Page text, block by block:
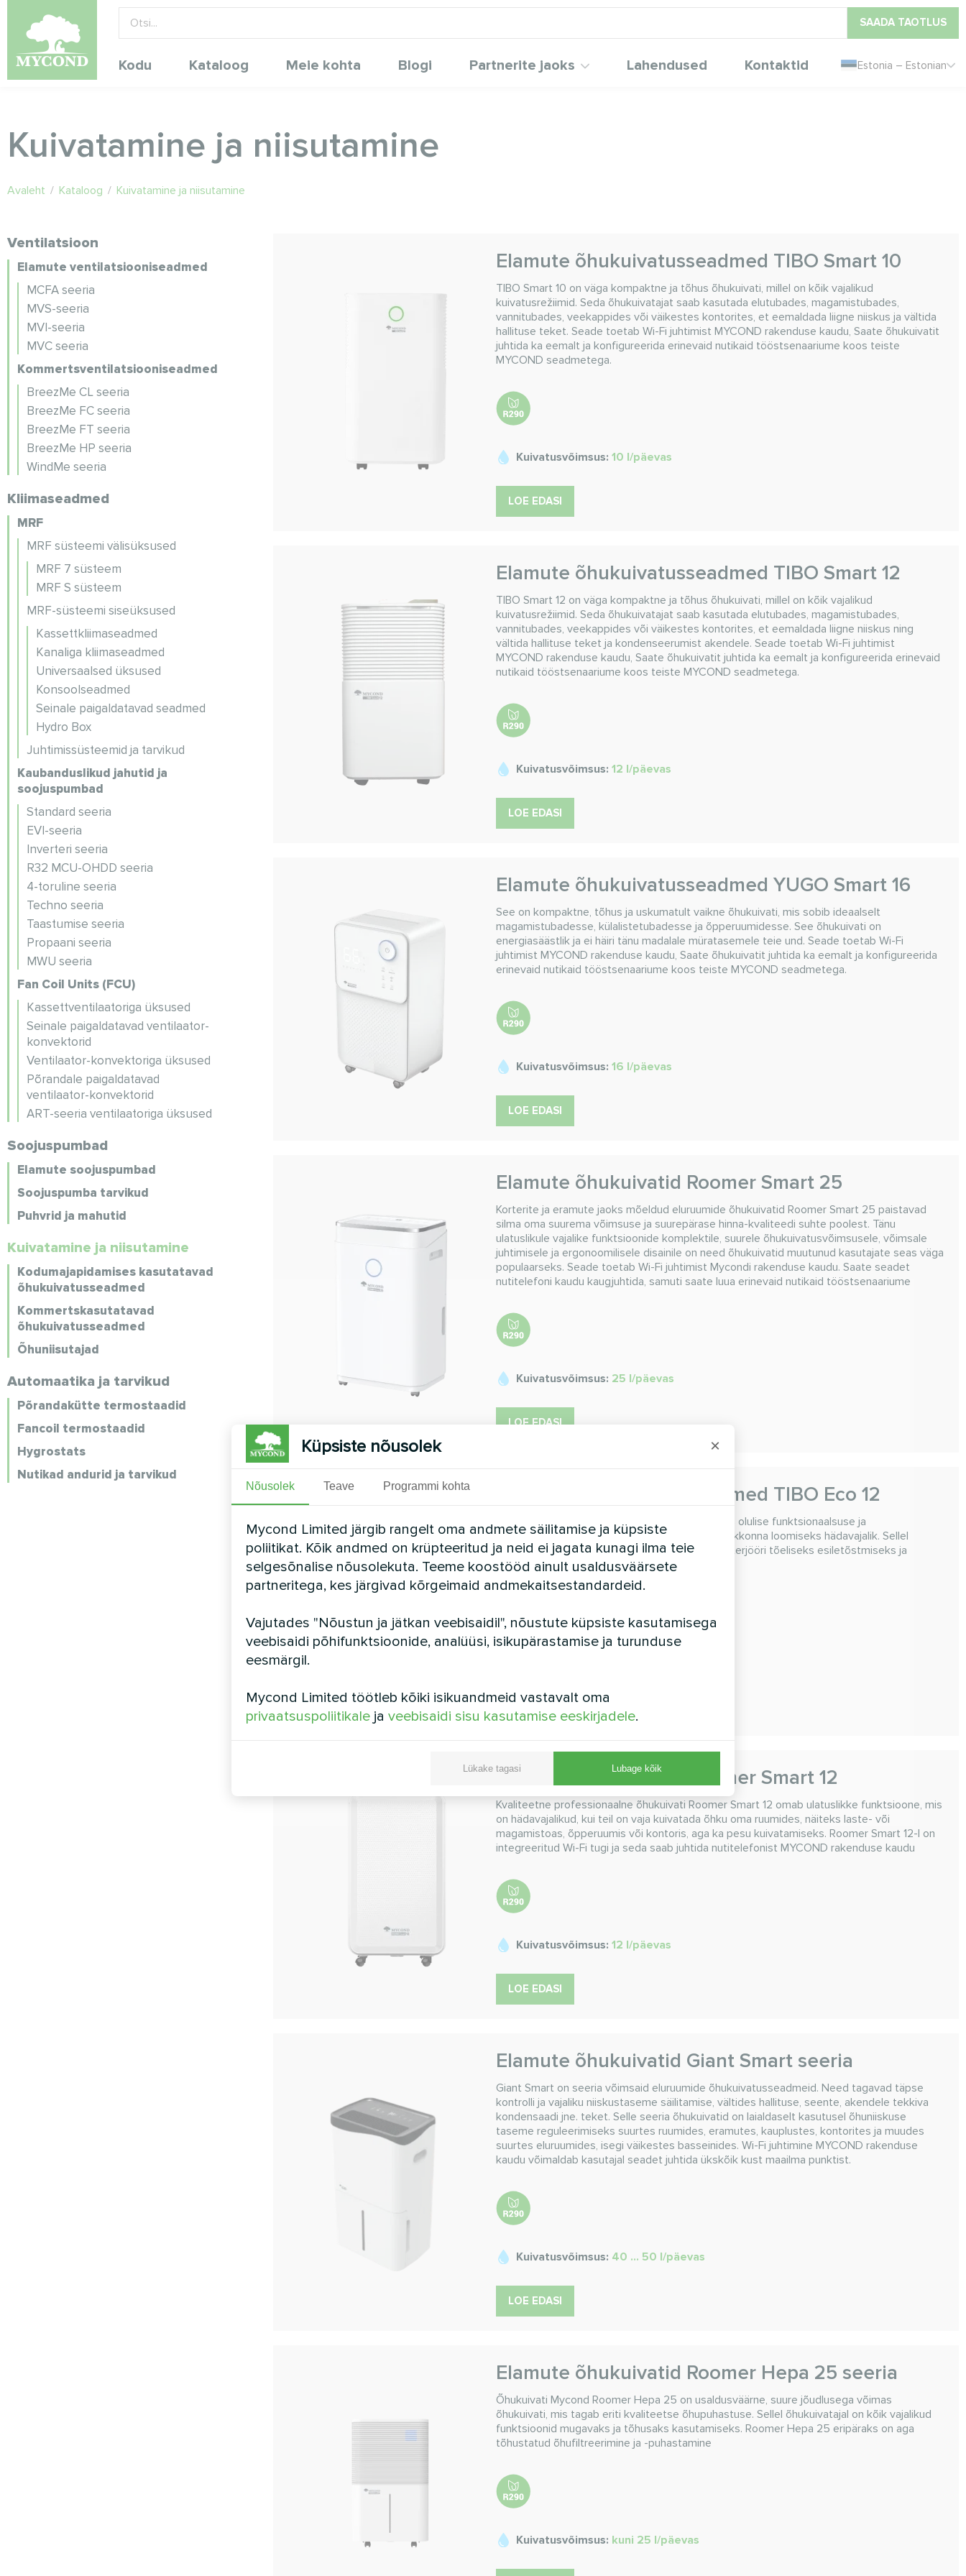
SAADA TAOTLUS
Kodu Kataloog Meie kohta Blogi Partnerite jaoks Lahendused Kontaktid Estonia – Estonian
Kuivatamine ja niisutamine
Avaleht / Kataloog / Kuivatamine ja niisutamine
Ventilatsioon
Elamute ventilatsiooniseadmed
MCFA seeria
MVS-seeria
MVI-seeria
MVC seeria
Kommertsventilatsiooniseadmed
BreezMe CL seeria
BreezMe FC seeria
BreezMe FT seeria
BreezMe HP seeria
WindMe seeria
Kliimaseadmed
MRF
MRF süsteemi välisüksused
MRF 7 süsteem
MRF S süsteem
MRF-süsteemi siseüksused
Kassettkliimaseadmed
Kanaliga kliimaseadmed
Universaalsed üksused
Konsoolseadmed
Seinale paigaldatavad seadmed
Hydro Box
Juhtimissüsteemid ja tarvikud
Kaubanduslikud jahutid ja
soojuspumbad
Standard seeria
EVI-seeria
Inverteri seeria
R32 MCU-OHDD seeria
4-toruline seeria
Techno seeria
Taastumise seeria
Propaani seeria
MWU seeria
Fan Coil Units (FCU)
Kassettventilaatoriga üksused
Seinale paigaldatavad ventilaator-
konvektorid
Ventilaator-konvektoriga üksused
Põrandale paigaldatavad
ventilaator-konvektorid
ART-seeria ventilaatoriga üksused
Soojuspumbad
Elamute soojuspumbad
Soojuspumba tarvikud
Puhvrid ja mahutid
Kuivatamine ja niisutamine
Kodumajapidamises kasutatavad
õhukuivatusseadmed
Kommertskasutatavad
õhukuivatusseadmed
Õhuniisutajad
Automaatika ja tarvikud
Põrandakütte termostaadid
Fancoil termostaadid
Hygrostats
Nutikad andurid ja tarvikud
Elamute õhukuivatusseadmed TIBO Smart 10
TIBO Smart 10 on väga kompaktne ja tõhus õhukuivati, millel on kõik vajalikud
kuivatusrežiimid. Seda õhukuivatajat saab kasutada elutubades, magamistubades,
vannitubades, veekappides või väikestes kontorites, et eemaldada liigne niiskus ja vältida
hallituse teket. Seade toetab Wi-Fi juhtimist MYCOND rakenduse kaudu, Saate õhukuivatit
juhtida ka eemalt ja konfigureerida erinevaid nutikaid tööstsenaariume koos teiste
MYCOND seadmetega.
Kuivatusvõimsus: 10 l/päevas
LOE EDASI
Elamute õhukuivatusseadmed TIBO Smart 12
TIBO Smart 12 on väga kompaktne ja tõhus õhukuivati, millel on kõik vajalikud
kuivatusrežiimid. Seda õhukuivatajat saab kasutada elutubades, magamistubades,
vannitubades, veekappides või väikestes kontorites, et eemaldada liigne niiskus ning
vältida hallituse teket ja kondenseerumist akendele. Seade toetab Wi-Fi juhtimist
MYCOND rakenduse kaudu, Saate õhukuivatit juhtida ka eemalt ja konfigureerida erinevaid
nutikaid tööstsenaariume koos teiste MYCOND seadmetega.
Kuivatusvõimsus: 12 l/päevas
LOE EDASI
Elamute õhukuivatusseadmed YUGO Smart 16
See on kompaktne, tõhus ja uskumatult vaikne õhukuivati, mis sobib ideaalselt
magamistubadesse, külalistetubadesse ja õpperuumidesse. See õhukuivati on
energiasäästlik ja ei häiri tänu madalale müratasemele teie und. Seade toetab Wi-Fi
juhtimist MYCOND rakenduse kaudu, Saate õhukuivatit juhtida ka eemalt ja konfigureerida
erinevaid nutikaid tööstsenaariume koos teiste MYCOND seadmetega.
Kuivatusvõimsus: 16 l/päevas
LOE EDASI
Elamute õhukuivatid Roomer Smart 25
Korterite ja eramute jaoks mõeldud eluruumide õhukuivatid Roomer Smart 25 paistavad
silma oma suurema võimsuse ja suurepärase hinna-kvaliteedi suhte poolest. Tänu
ulatuslikule vajalike funktsioonide komplektile, suurele õhukuivatusvõimsusele, võimsale
juhtimisele ja ergonoomilisele disainile on need õhukuivatid muutunud kasutajate seas väga
populaarseks. Seade toetab Wi-Fi juhtimist Mycondi rakenduse kaudu. Saate seadet
nutitelefoni kaudu kaugjuhtida, samuti saate luua erinevaid nutikaid tööstsenaariume
Kuivatusvõimsus: 25 l/päevas
LOE EDASI
Elamute õhukuivatusseadmed TIBO Eco 12
Elamute õhukuivatid TIBO Eco 12 ühendab endas olulise funktsionaalsuse ja
usaldusväärsuse, mis on teie kodus mugava keskkonna loomiseks hädavajalik. Sellel
mudelil on kompaktne disain, mis muutub teie interjööri tõeliseks esiletõstmiseks ja
sobitub sujuvalt mis tahes sisekujundusse
LOE EDASI
Elamute õhukuivatid Roomer Smart 12
Kvaliteetne professionaalne õhukuivati Roomer Smart 12 omab ulatuslikke funktsioone, mis
on hädavajalikud, kui teil on vaja kuivatada õhku oma ruumides, näiteks laste- või
magamistoas, õpperuumis või kontoris, aga ka pesu kuivatamiseks. Roomer Smart 12-l on
integreeritud Wi-Fi tugi ja seda saab juhtida nutitelefonist MYCOND rakenduse kaudu
Kuivatusvõimsus: 12 l/päevas
LOE EDASI
Elamute õhukuivatid Giant Smart seeria
Giant Smart on seeria võimsaid eluruumide õhukuivatusseadmeid. Need tagavad täpse
kontrolli ja vajaliku niiskustaseme säilitamise, vältides hallituse, seente, akendele tekkiva
kondensaadi jne. teket. Selle seeria õhukuivatid on laialdaselt kasutusel õhuniiskuse
taseme reguleerimiseks suurtes ruumides, eramutes, kauplustes, kontorites ja muudes
suurtes eluruumides, isegi väikestes basseinides. Wi-Fi juhtimine MYCOND rakenduse
kaudu võimaldab kasutajal seadet juhtida ükskõik kust maailma punktist.
Kuivatusvõimsus: 40 ... 50 l/päevas
LOE EDASI
Elamute õhukuivatid Roomer Hepa 25 seeria
Õhukuivati Mycond Roomer Hepa 25 on usaldusväärne, suure jõudlusega võimas
õhukuivati, mis tagab eriti kvaliteetse õhupuhastuse. Sellel õhukuivatajal on kõik vajalikud
funktsioonid mugavaks ja tõhusaks kasutamiseks. Roomer Hepa 25 eripäraks on aga
tõhustatud õhufiltreerimine ja -puhastamine
Kuivatusvõimsus: kuni 25 l/päevas
Küpsiste nõusolek ×
Nõusolek Teave Programmi kohta
Mycond Limited järgib rangelt oma andmete säilitamise ja küpsiste
poliitikat. Kõik andmed on krüpteeritud ja neid ei jagata kunagi ilma teie
selgesõnalise nõusolekuta. Teeme koostööd ainult usaldusväärsete
partneritega, kes järgivad kõrgeimaid andmekaitsestandardeid.
Vajutades "Nõustun ja jätkan veebisaidil", nõustute küpsiste kasutamisega
veebisaidi põhifunktsioonide, analüüsi, isikupärastamise ja turunduse
eesmärgil.
Mycond Limited töötleb kõiki isikuandmeid vastavalt oma
privaatsuspoliitikale ja veebisaidi sisu kasutamise eeskirjadele.
Lükake tagasi Lubage kõik